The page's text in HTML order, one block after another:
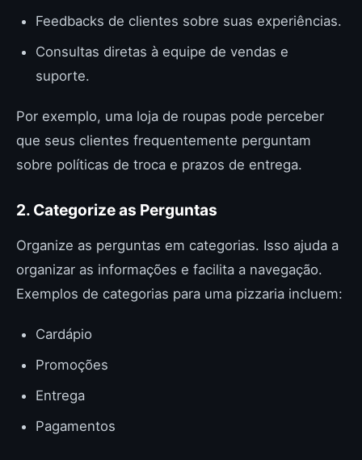
Feedbacks de clientes sobre suas experiências.
Consultas diretas à equipe de vendas e
suporte.
Por exemplo, uma loja de roupas pode perceber
que seus clientes frequentemente perguntam
sobre políticas de troca e prazos de entrega.
2. Categorize as Perguntas
Organize as perguntas em categorias. Isso ajuda a
organizar as informações e facilita a navegação.
Exemplos de categorias para uma pizzaria incluem:
Cardápio
Promoções
Entrega
Pagamentos